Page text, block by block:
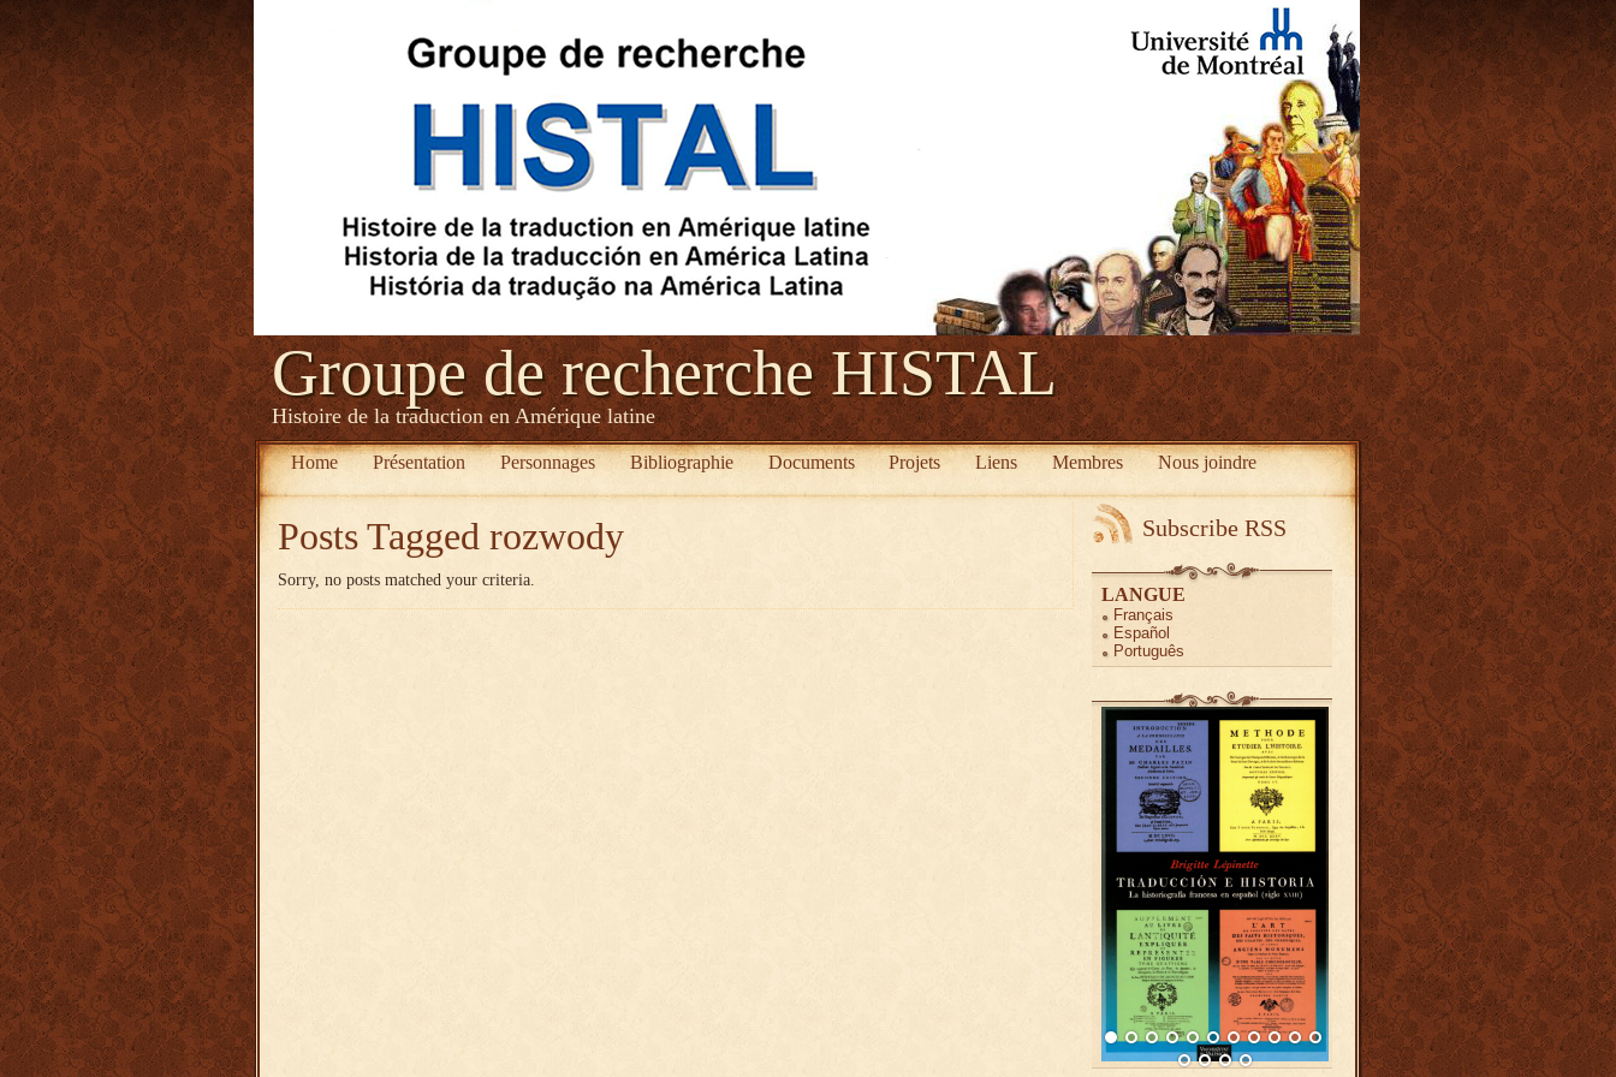
Groupe de recherche HISTAL
Histoire de la traduction en Amérique latine
Home Présentation Personnages Bibliographie Documents Projets Liens Membres Nous joindre
Posts Tagged rozwody
Sorry, no posts matched your criteria.
Subscribe RSS
LANGUE
Français
Español
Português